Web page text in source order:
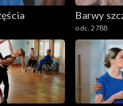
Barwy
odc. 2788